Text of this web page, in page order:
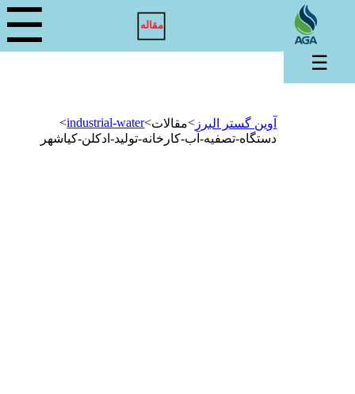
مقاله ☰
آوین گستر البرز >مقالات>
industrial-water
>
دستگاه-تصفیه-آب-کارخانه-تولید-ادکلن-کیاشهر
☰